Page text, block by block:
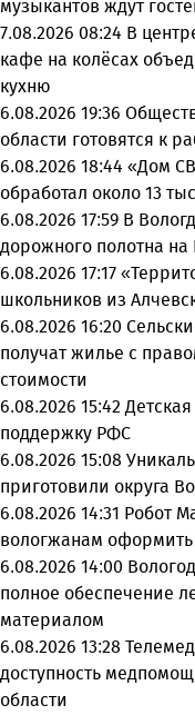
музыкантов ждут
7.08.2026 08:24 В
кафе на колёсах
кухню
6.08.2026 19:36
области готовятся к
6.08.2026 18:44 «Дом
обработал около 13
6.08.2026 17:59 В
дорожного полотна на
6.08.2026 17:17
школьников из
6.08.2026 16:20
получат жилье с
стоимости
6.08.2026 15:42
поддержку РФС
6.08.2026 15:08
приготовили округа
6.08.2026 14:31 Робот
вологжанам оформить
6.08.2026 14:00
полное обеспечение
материалом
6.08.2026 13:28
доступность
области